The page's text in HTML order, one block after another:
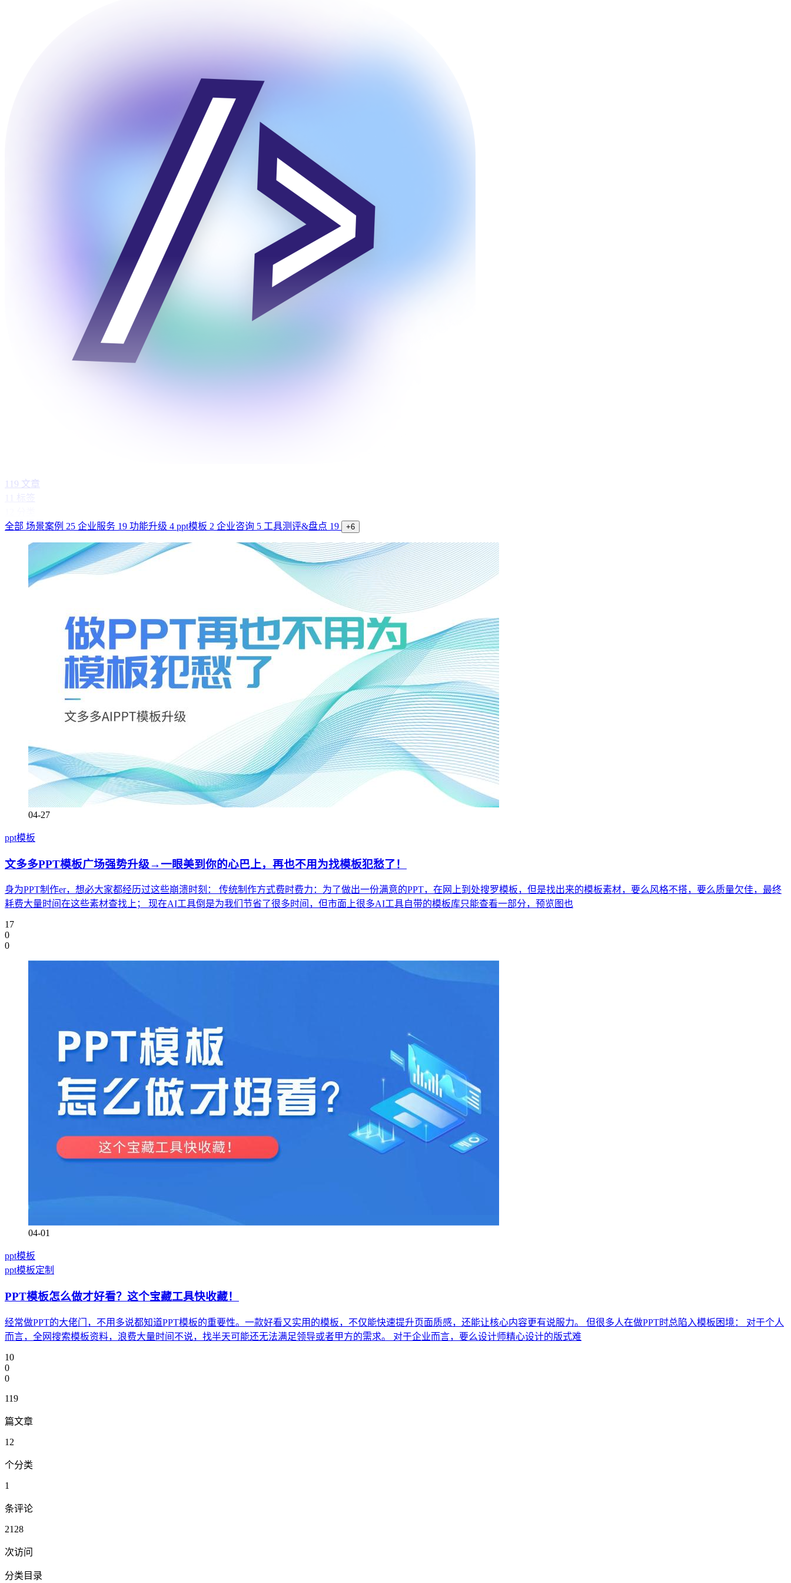
119 文章
全部 场景案例 25 企业服务 19 功能升级 4 ppt模板 2 企业咨询 5 工具测评&盘点 19 +6
04-27
ppt模板
文多多PPT模板广场强势升级→一眼美到你的心巴上，再也不用为找模板犯愁了！
身为PPT制作er，想必大家都经历过这些崩溃时刻： 传统制作方式费时费力：为了做出一份满意的PPT，在网上到处搜罗模板，但是找出来的模板素材，要么风格不搭，要么质量欠佳，最终
耗费大量时间在这些素材查找上； 现在AI工具倒是为我们节省了很多时间，但市面上很多AI工具自带的模板库只能查看一部分，预览图也
17
0
0
04-01
ppt模板
ppt模板定制
PPT模板怎么做才好看？这个宝藏工具快收藏！
经常做PPT的大佬门，不用多说都知道PPT模板的重要性。一款好看又实用的模板，不仅能快速提升页面质感，还能让核心内容更有说服力。 但很多人在做PPT时总陷入模板困境： 对于个人
而言，全网搜索模板资料，浪费大量时间不说，找半天可能还无法满足领导或者甲方的需求。 对于企业而言，要么设计师精心设计的版式难
10
0
0
119
篇文章
12
个分类
1
条评论
2128
次访问
分类目录